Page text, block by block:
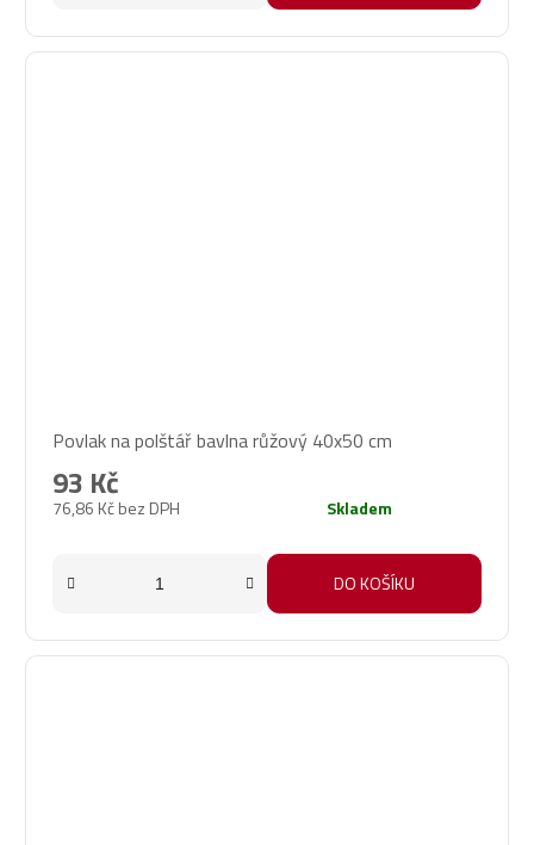
Povlak na polštář bavlna růžový 40x50 cm
76,86 Kč bez DPH
93 Kč
Skladem
DO KOŠÍKU